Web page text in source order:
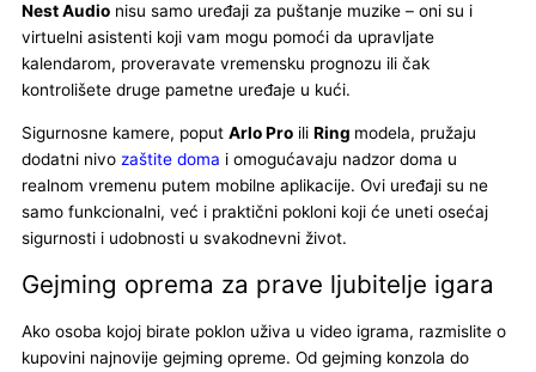
Nest Audio nisu samo uređaji za puštanje muzike – oni su i
virtuelni asistenti koji vam mogu pomoći da upravljate
kalendarom, proveravate vremensku prognozu ili čak
kontrolišete druge pametne uređaje u kući.
Sigurnosne kamere, poput Arlo Pro ili Ring modela, pružaju
dodatni nivo zaštite doma i omogućavaju nadzor doma u
realnom vremenu putem mobilne aplikacije. Ovi uređaji su ne
samo funkcionalni, već i praktični pokloni koji će uneti osećaj
sigurnosti i udobnosti u svakodnevni život.
Gejming oprema za prave ljubitelje igara
Ako osoba kojoj birate poklon uživa u video igrama, razmislite o
kupovini najnovije gejming opreme. Od gejming konzola do